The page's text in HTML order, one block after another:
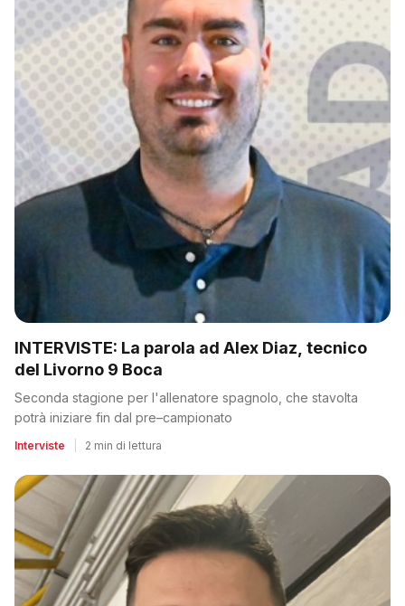
INTERVISTE: La parola ad Alex Diaz, tecnico
del Livorno 9 Boca
Seconda stagione per l'allenatore spagnolo, che stavolta
potrà iniziare fin dal pre–campionato
Interviste 2 min di lettura